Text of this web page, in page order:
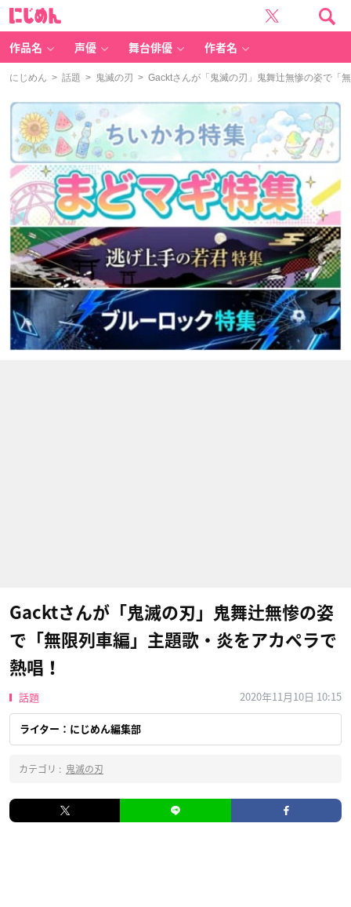
作品名 声優 舞台俳優 作者名
にじめん > 話題 > 鬼滅の刃 > Gacktさんが「鬼滅の刃」鬼舞辻無惨の姿で「
Gacktさんが「鬼滅の刃」鬼舞辻無惨の姿
で「無限列車編」主題歌・炎をアカペラで
熱唱！
話題 2020年11月10日 10:15
ライター：にじめん編集部
カテゴリ : 鬼滅の刃